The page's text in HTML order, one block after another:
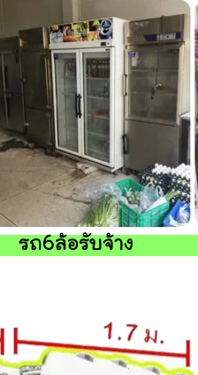
รถ6ล้อรับจ้าง